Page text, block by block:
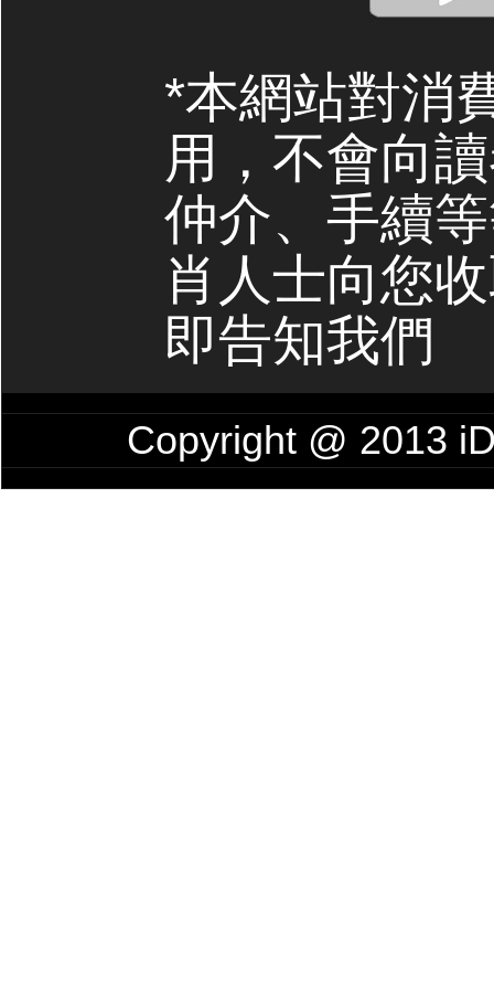
*本網站對消
用，不會向
仲介、手續
肖人士向您
即告知我們
Copyright @ 2013